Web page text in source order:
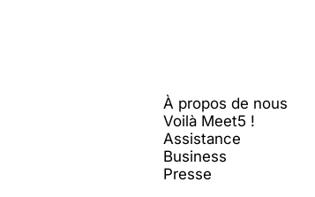
À propos de nous
Voilà Meet5 !
Assistance
Business
Presse